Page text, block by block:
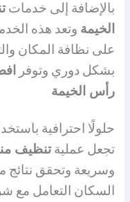
بالإضافة إلى خدمات
الخيمة وتعد هذه
على نظافة المكان
بشكل دوري وتوفر
رأس الخيمة
حلولًا احترافية
تجعل عمليةتنظيف
وسريعة وتحقق نتائج
السكان التعامل مع